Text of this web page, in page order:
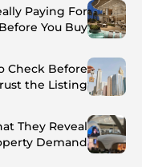
Paying For
Before You Buy
Check Before
the Listing
They Reveal
Demand